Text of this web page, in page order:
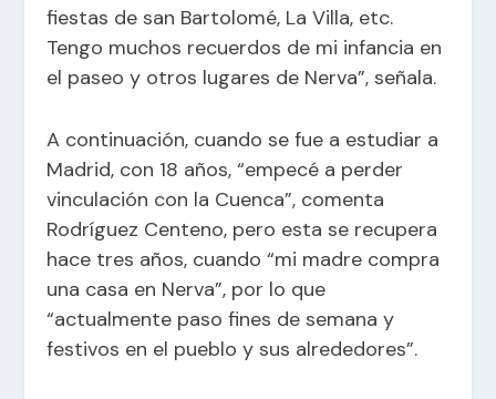
fiestas de san Bartolomé, La Villa, etc.
Tengo muchos recuerdos de mi infancia en
el paseo y otros lugares de Nerva”, señala.
A continuación, cuando se fue a estudiar a
Madrid, con 18 años, “empecé a perder
vinculación con la Cuenca”, comenta
Rodríguez Centeno, pero esta se recupera
hace tres años, cuando “mi madre compra
una casa en Nerva”, por lo que
“actualmente paso fines de semana y
festivos en el pueblo y sus alrededores”.